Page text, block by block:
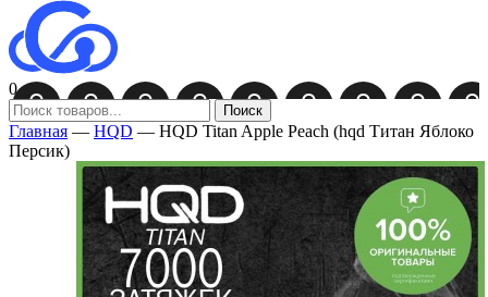
0
Поиск
Главная — HQD — HQD Titan Apple Peach (hqd Титан Яблоко
Персик)